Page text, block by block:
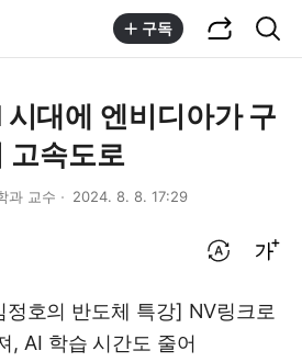
구독
시대에 엔비디아가 구
고속도로
과 교수 2024. 8. 8. 17:29
호의 반도체 특강] NV링크로
, AI 학습 시간도 줄어